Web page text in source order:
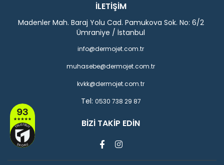
İLETİŞİM
Madenler Mah. Baraj Yolu Cad. Pamukova Sok. No: 6/2
Ümraniye / İstanbul
info@dermojet.com.tr
muhasebe@dermojet.com.tr
kvkk@dermojet.com.tr
Tel: 0530 738 29 87
BIZI TAKIP EDIN